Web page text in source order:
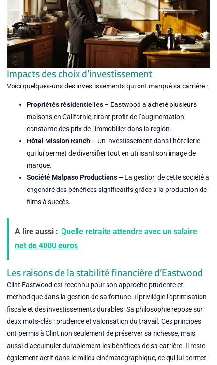
Impacts des choix d’investissement
Voici quelques-uns des investissements qui ont marqué sa carrière :
Propriétés résidentielles– Eastwood a acheté plusieurs
maisons en Californie, tirant profit de l’augmentation
constante des prix de l’immobilier dans la région.
Hôtel Mission Ranch– Un investissement dans l’hôtellerie
qui lui permet de diversifier tout en utilisant son image de
marque.
Société Malpaso Productions– La gestion de cette société a
engendré des bénéfices significatifs grâce à la production de
films à succès.
A lire aussi : Quelle retraite attendre avec un salaire
net de 4000 euros
Les raisons de la stabilité financière d’Eastwood
Clint Eastwood est reconnu pour son approche prudente et
méthodique dans la gestion de sa fortune. Il privilégie l’optimisation
fiscale et des investissements durables. Sa philosophie repose sur
deux mots-clés : prudence et valorisation du travail. Ces principes
ont permis à Clint non seulement de préserver sa richesse, mais
aussi d’accumuler durablement les bénéfices de sa carrière. Il reste
également actif dans le milieu cinématographique, ce qui lui permet